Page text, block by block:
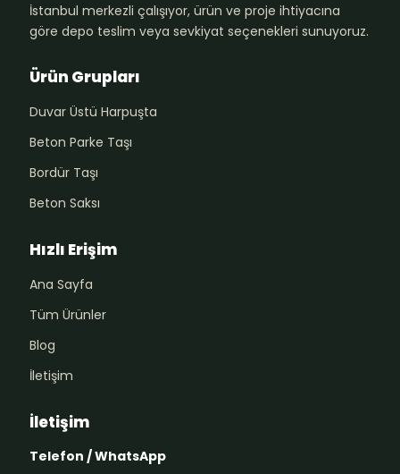
İstanbul merkezli çalışıyor, ürün ve proje ihtiyacına
göre depo teslim veya sevkiyat seçenekleri sunuyoruz.
Ürün Grupları
Duvar Üstü Harpuşta
Beton Parke Taşı
Bordür Taşı
Beton Saksı
Hızlı Erişim
Ana Sayfa
Tüm Ürünler
Blog
İletişim
İletişim
Telefon / WhatsApp